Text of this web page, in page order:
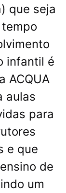
que seja
infantil é
ACQUA
aulas
para
e que
de
um